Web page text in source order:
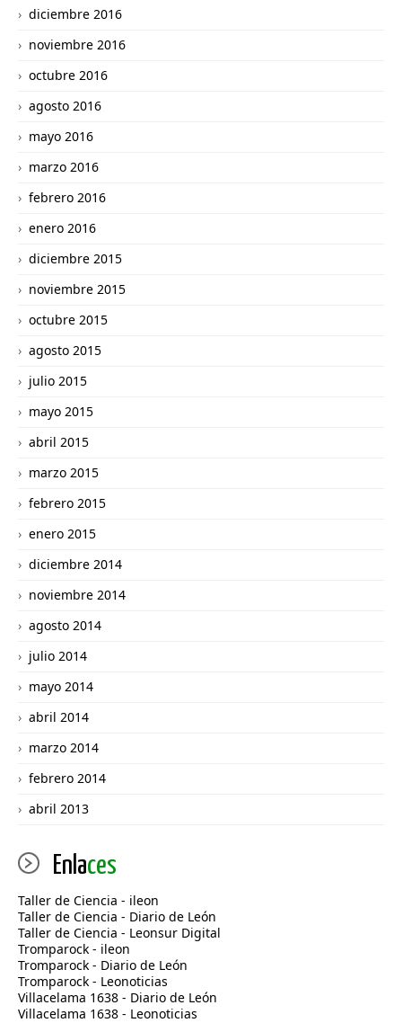
diciembre 2016
noviembre 2016
octubre 2016
agosto 2016
mayo 2016
marzo 2016
febrero 2016
enero 2016
diciembre 2015
noviembre 2015
octubre 2015
agosto 2015
julio 2015
mayo 2015
abril 2015
marzo 2015
febrero 2015
enero 2015
diciembre 2014
noviembre 2014
agosto 2014
julio 2014
mayo 2014
abril 2014
marzo 2014
febrero 2014
abril 2013
Enlaces
Taller de Ciencia - ileon
Taller de Ciencia - Diario de León
Taller de Ciencia - Leonsur Digital
Tromparock - ileon
Tromparock - Diario de León
Tromparock - Leonoticias
Villacelama 1638 - Diario de León
Villacelama 1638 - Leonoticias